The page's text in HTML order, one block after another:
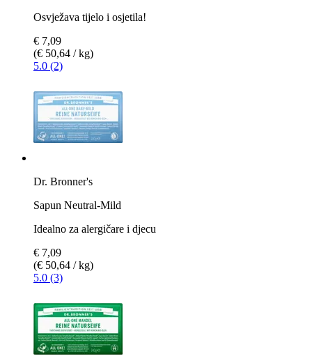
Osvježava tijelo i osjetila!
€ 7,09
(€ 50,64 / kg)
5.0 (2)
Dr. Bronner's
Sapun Neutral-Mild
Idealno za alergičare i djecu
€ 7,09
(€ 50,64 / kg)
5.0 (3)